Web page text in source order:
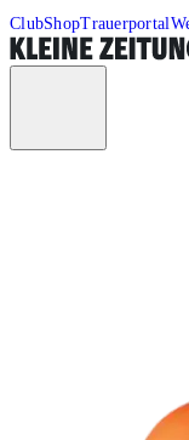
ClubShopTrauerportal